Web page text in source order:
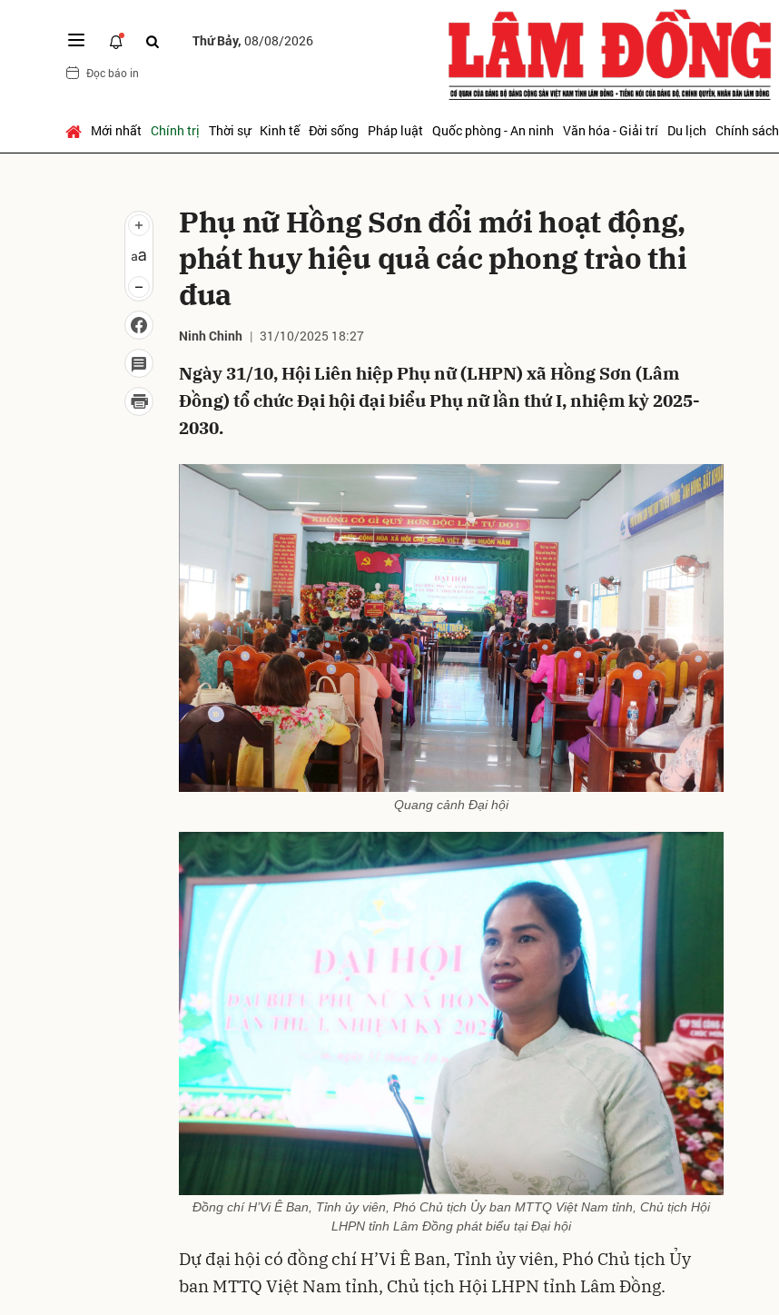
Thứ Bảy, 08/08/2026
Đọc báo in
Mới nhất Chính trị Thời sự Kinh tế Đời sống Pháp luật Quốc phòng - An ninh Văn hóa - Giải trí Du lịch Chính sách
Phụ nữ Hồng Sơn đổi mới hoạt động,
phát huy hiệu quả các phong trào thi
đua
Ninh Chinh 31/10/2025 18:27
Ngày 31/10, Hội Liên hiệp Phụ nữ (LHPN) xã Hồng Sơn (Lâm
Đồng) tổ chức Đại hội đại biểu Phụ nữ lần thứ I, nhiệm kỳ 2025-
2030.
Quang cảnh Đại hội
Đồng chí H’Vi Ê Ban, Tỉnh ủy viên, Phó Chủ tịch Ủy ban MTTQ Việt Nam tỉnh, Chủ tịch Hội
LHPN tỉnh Lâm Đồng phát biểu tại Đại hội
Dự đại hội có đồng chí H’Vi Ê Ban, Tỉnh ủy viên, Phó Chủ tịch Ủy
ban MTTQ Việt Nam tỉnh, Chủ tịch Hội LHPN tỉnh Lâm Đồng.
Gửi bình luận